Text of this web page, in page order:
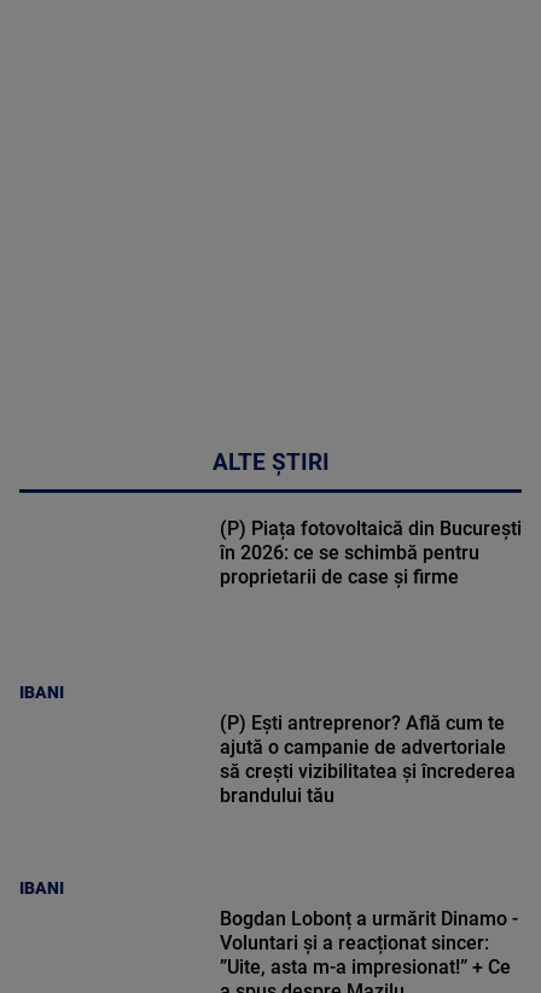
ALTE ȘTIRI
IBANI
(P) Piața fotovoltaică din București
în 2026: ce se schimbă pentru
proprietarii de case și firme
IBANI
(P) Ești antreprenor? Află cum te
ajută o campanie de advertoriale
să crești vizibilitatea și încrederea
brandului tău
Bogdan Lobonț a urmărit Dinamo -
Voluntari și a reacționat sincer:
”Uite, asta m-a impresionat!” + Ce